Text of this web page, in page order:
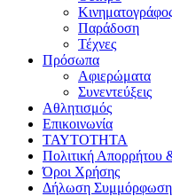
Παράδοση
Τέχνες
Πρόσωπα
Αφιερώματα
Συνεντεύξεις
Αθλητισμός
Επικοινωνία
ΤΑΥΤΟΤΗΤΑ
Πολιτική Απορρήτου
Όροι Χρήσης
Δήλωση